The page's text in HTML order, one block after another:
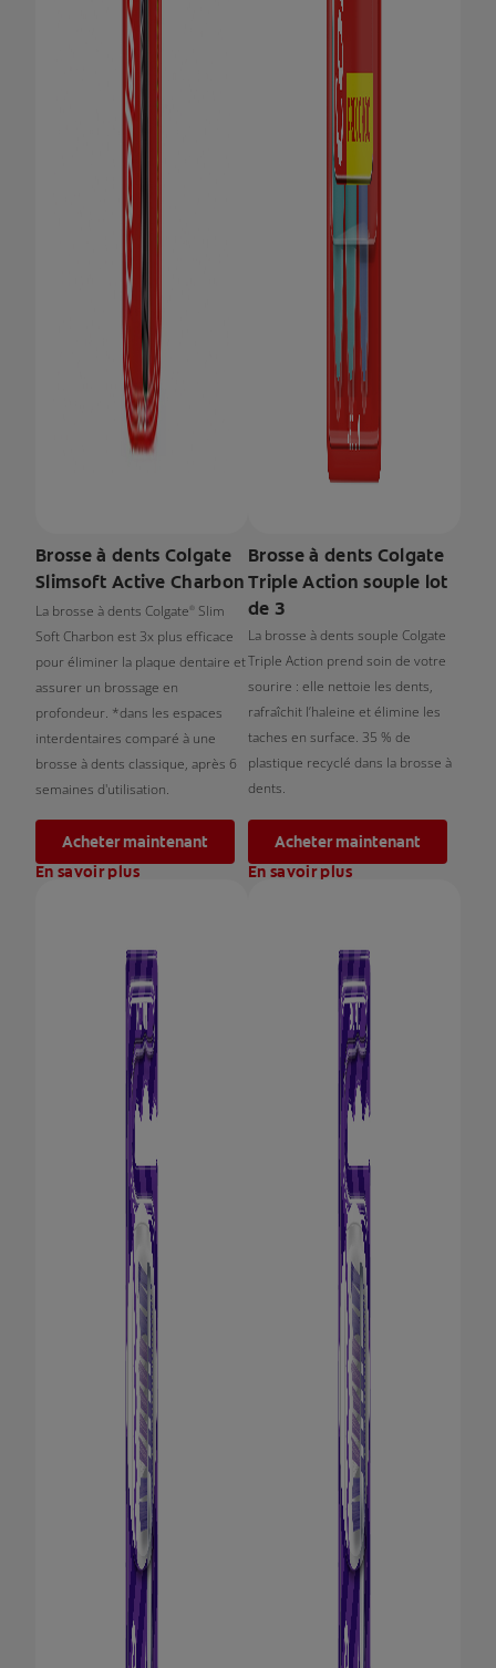
Brosse à dents Colgate
Slimsoft Active Charbon
La brosse à dents Colgate ® Slim
Soft Charbon est 3x plus efficace
pour éliminer la plaque dentaire et
assurer un brossage en
profondeur. *dans les espaces
interdentaires comparé à une
brosse à dents classique, après 6
semaines d'utilisation.
Acheter maintenant
En savoir plus
Brosse à dents Colgate
Triple Action souple lot
de 3
La brosse à dents souple Colgate
Triple Action prend soin de votre
sourire : elle nettoie les dents,
rafraîchit l’haleine et élimine les
taches en surface. 35 % de
plastique recyclé dans la brosse à
dents.
Acheter maintenant
En savoir plus